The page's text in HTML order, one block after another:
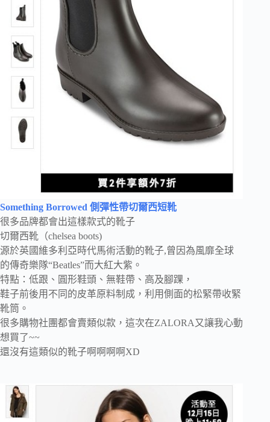
Something Borrowed 側彈性帶切爾西短靴
很多品牌都會出這樣款式的靴子
切爾西靴（chelsea boots)
源於英國維多利亞時代馬術活動的靴子,曾因為風靡全球
的傳奇樂隊“Beatles”而大紅大紫。
特點：低跟、圓形鞋頭、無鞋帶、高及腳踝，
鞋子前後用不同的皮革原料制成，利用側面的松緊帶收緊
靴筒。
很多購物社團都會賣類似款，這次在ZALORA又讓我心動
想買了~~
還沒有這類似的靴子啊啊啊啊XD